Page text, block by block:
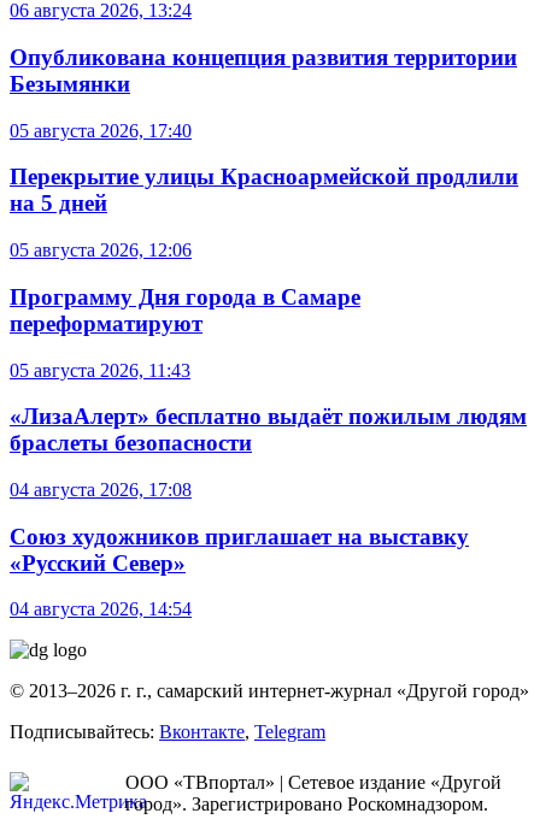
06 августа 2026, 13:24
Опубликована концепция развития территории
Безымянки
05 августа 2026, 17:40
Перекрытие улицы Красноармейской продлили
на 5 дней
05 августа 2026, 12:06
Программу Дня города в Самаре
переформатируют
05 августа 2026, 11:43
«ЛизаАлерт» бесплатно выдаёт пожилым людям
браслеты безопасности
04 августа 2026, 17:08
Союз художников приглашает на выставку
«Русский Север»
04 августа 2026, 14:54
© 2013–2026 г. г., самарский интернет-журнал «Другой город»
Подписывайтесь: Вконтакте, Telegram
ООО «ТВпортал» | Сетевое издание «Другой
город». Зарегистрировано Роскомнадзором.